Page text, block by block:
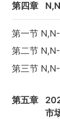
第四章
第一节
第二节
第三节
第五章
市